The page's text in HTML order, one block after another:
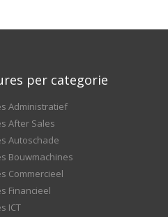
per categorie
Administratief
After Sales
Autoschade
Bouwmachines
Commercieel
Financieel
ICT